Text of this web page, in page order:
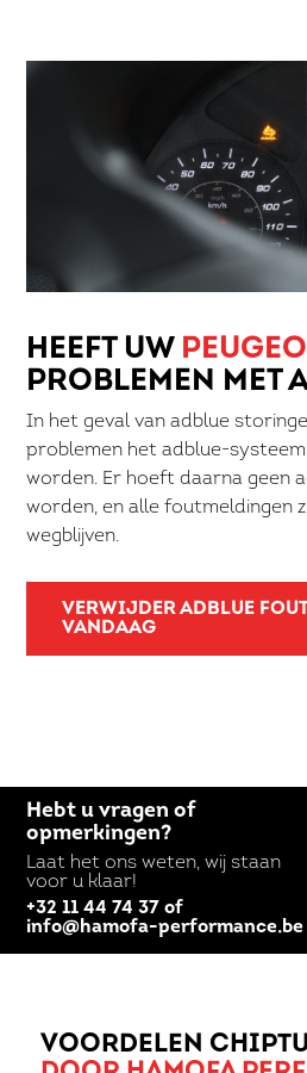
HEEFT UW
PROBLEMEN MET
In het geval van adblue
problemen het adblue-
worden. Er hoeft daarna geen
worden, en alle foutmeldingen
wegblijven.
VERWIJDER ADBLUE
VANDAAG
Hebt u vragen of
opmerkingen?
Laat het ons weten, wij staan
voor u klaar!
+32 11 44 74 37 of
info@hamofa-performance.be
VOORDELEN